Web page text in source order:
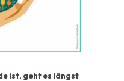
ist, geht es längst